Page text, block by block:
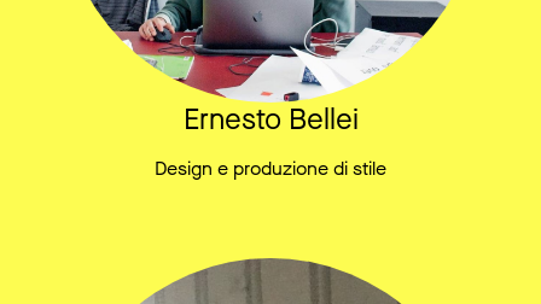
Ernesto Bellei
Design e produzione di stile